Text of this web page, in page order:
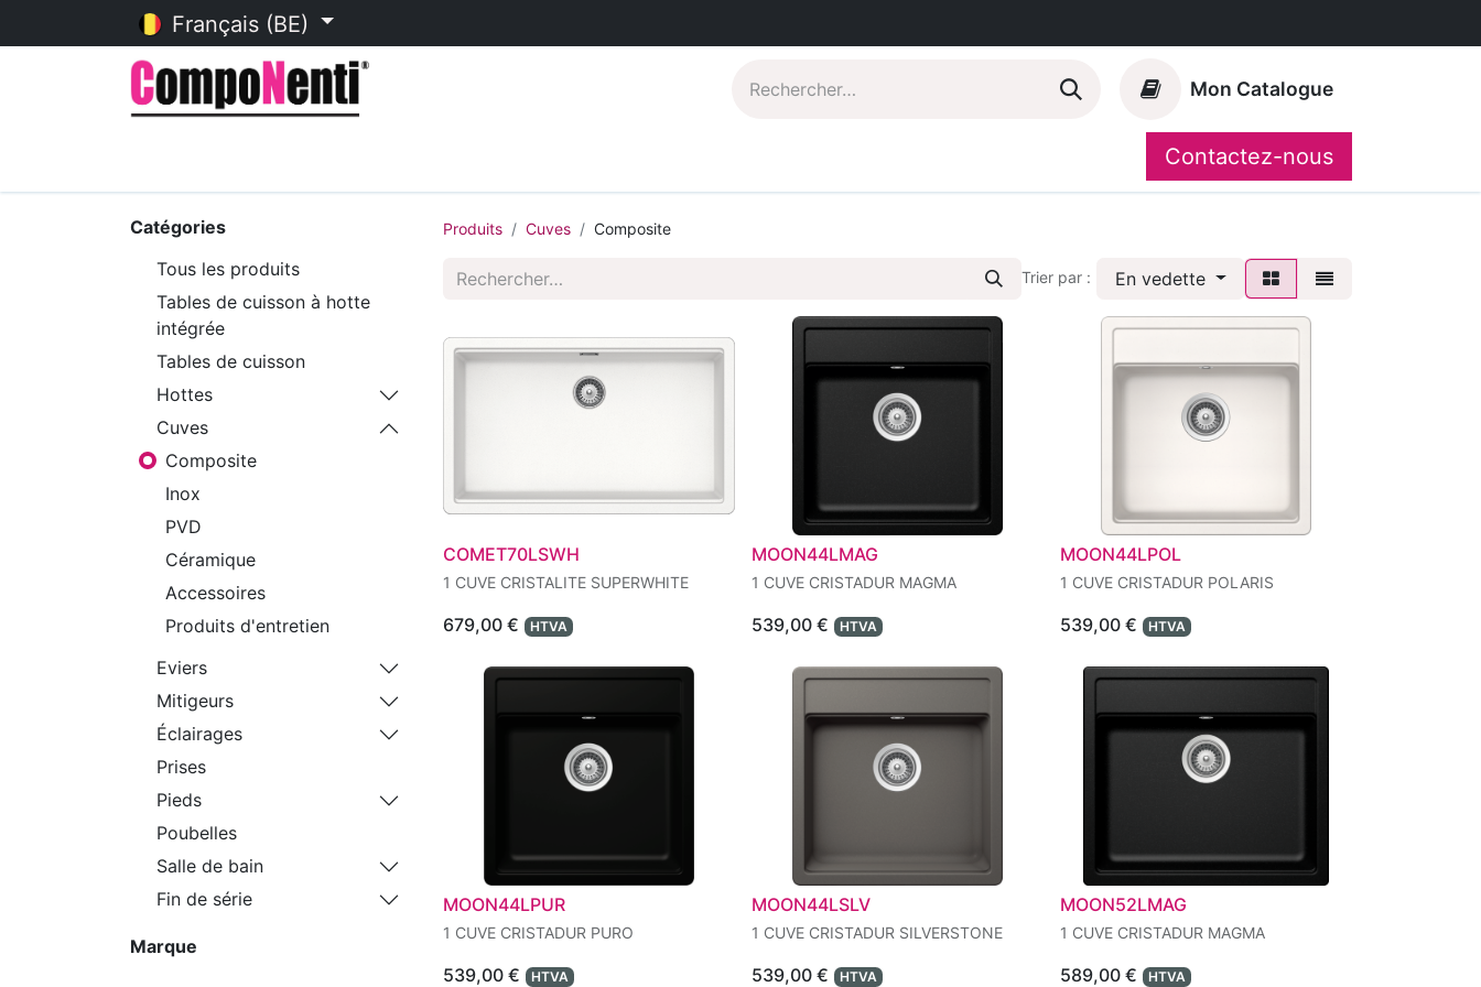
Français (BE)
Mon Catalogue
CompoShop
Contactez-nous
Catégories
Tous les produits
Tables de cuisson à hotte
intégrée
Tables de cuisson
Hottes
Cuves
Composite
Inox
PVD
Céramique
Accessoires
Produits d'entretien
Eviers
Mitigeurs
Éclairages
Prises
Pieds
Poubelles
Salle de bain
Fin de série
Marque
Produits Cuves Composite
Trier par : En vedette
COMET70LSWH
1 CUVE CRISTALITE SUPERWHITE
679,00 € HTVA
MOON44LMAG
1 CUVE CRISTADUR MAGMA
539,00 € HTVA
MOON44LPOL
1 CUVE CRISTADUR POLARIS
539,00 € HTVA
MOON44LPUR
1 CUVE CRISTADUR PURO
539,00 € HTVA
MOON44LSLV
1 CUVE CRISTADUR SILVERSTONE
539,00 € HTVA
MOON52LMAG
1 CUVE CRISTADUR MAGMA
589,00 € HTVA